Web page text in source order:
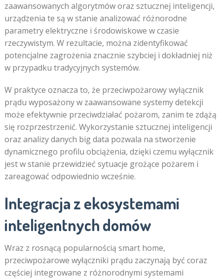
zaawansowanych algorytmów oraz sztucznej inteligencji,
urządzenia te są w stanie analizować różnorodne
parametry elektryczne i środowiskowe w czasie
rzeczywistym. W rezultacie, można zidentyfikować
potencjalne zagrożenia znacznie szybciej i dokładniej niż
w przypadku tradycyjnych systemów.
W praktyce oznacza to, że przeciwpożarowy wyłącznik
prądu wyposażony w zaawansowane systemy detekcji
może efektywnie przeciwdziałać pożarom, zanim te zdążą
się rozprzestrzenić. Wykorzystanie sztucznej inteligencji
oraz analizy danych big data pozwala na stworzenie
dynamicznego profilu obciążenia, dzięki czemu wyłącznik
jest w stanie przewidzieć sytuacje grożące pożarem i
zareagować odpowiednio wcześnie.
Integracja z ekosystemami
inteligentnych domów
Wraz z rosnącą popularnością smart home,
przeciwpożarowe wyłączniki prądu zaczynają być coraz
częściej integrowane z różnorodnymi systemami